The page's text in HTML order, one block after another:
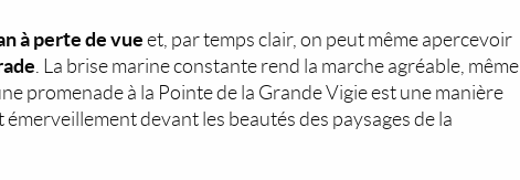
à perte de vueet, par temps clair, on peut même apercevoir
. La brise marine constante rend la marche agréable, même
promenade à la Pointe de la Grande Vigie est une manière
émerveillement devant les beautés des paysages de la